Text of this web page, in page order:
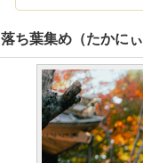
落ち葉集め（たかにぃ